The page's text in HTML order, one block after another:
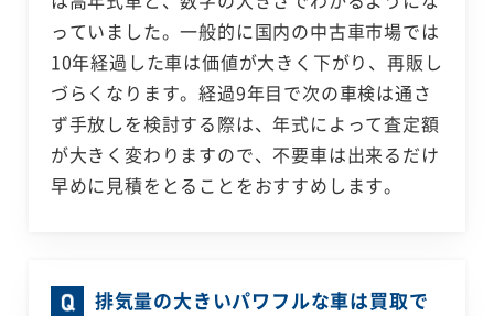
っていました。一般的に国内の中古車市場では
10年経過した車は価値が大きく下がり、再販し
づらくなります。経過9年目で次の車検は通さ
ず手放しを検討する際は、年式によって査定額
が大きく変わりますので、不要車は出来るだけ
早めに見積をとることをおすすめします。
排気量の大きいパワフルな車は買取で